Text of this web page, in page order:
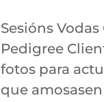
Sesións
Pedigree
fotos para
que